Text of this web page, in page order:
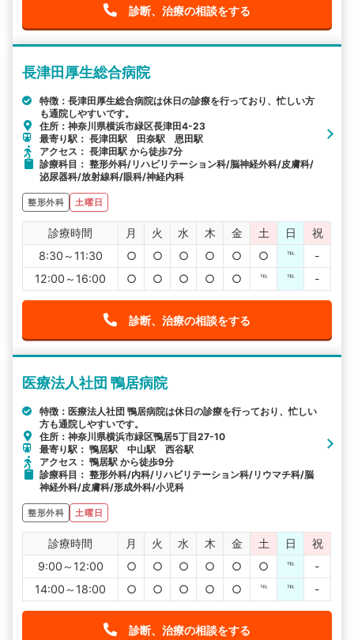
診断、治療の相談をする
長津田厚生総合病院
特徴：長津田厚生総合病院は休日の診療を行っており、忙しい方
も通院しやすいです。
住所：神奈川県横浜市緑区長津田4-23
最寄り駅： 長津田駅 田奈駅 恩田駅
アクセス： 長津田駅 から徒歩7分
診療科目： 整形外科/リハビリテーション科/脳神経外科/皮膚科/
泌尿器科/放射線科/眼科/神経内科
整形外科 土曜日
診療時間 月 火 水 木 金 土 日
祝
8:30～11:30
○ ○ ○ ○ ○ ○ ℡
-
12:00～16:00
○ ○ ○ ○ ○ ℡ ℡ -
診断、治療の相談をする
医療法人社団 鴨居病院
特徴：医療法人社団 鴨居病院は休日の診療を行っており、忙しい
方も通院しやすいです。
住所：神奈川県横浜市緑区鴨居5丁目27-10
最寄り駅： 鴨居駅 中山駅 西谷駅
アクセス： 鴨居駅 から徒歩9分
診療科目： 整形外科/内科/リハビリテーション科/リウマチ科/脳
神経外科/皮膚科/形成外科/小児科
整形外科 土曜日
診療時間 月 火 水 木 金 土 日
祝
9:00～12:00
○ ○ ○ ○ ○ ○ ℡
-
14:00～18:00
○ ○ ○ ○ ○ ℡ ℡ -
診断、治療の相談をする